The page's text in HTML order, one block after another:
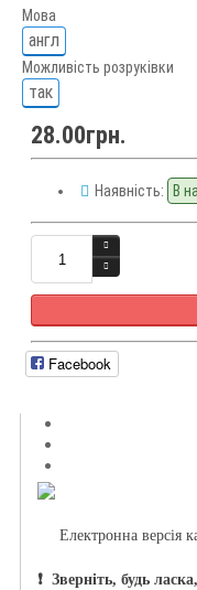
Мова
англ
Можливість розруківки
так
28.00грн.
Наявність: В
Facebook
Електронна версія
❗️ Зверніть, будь